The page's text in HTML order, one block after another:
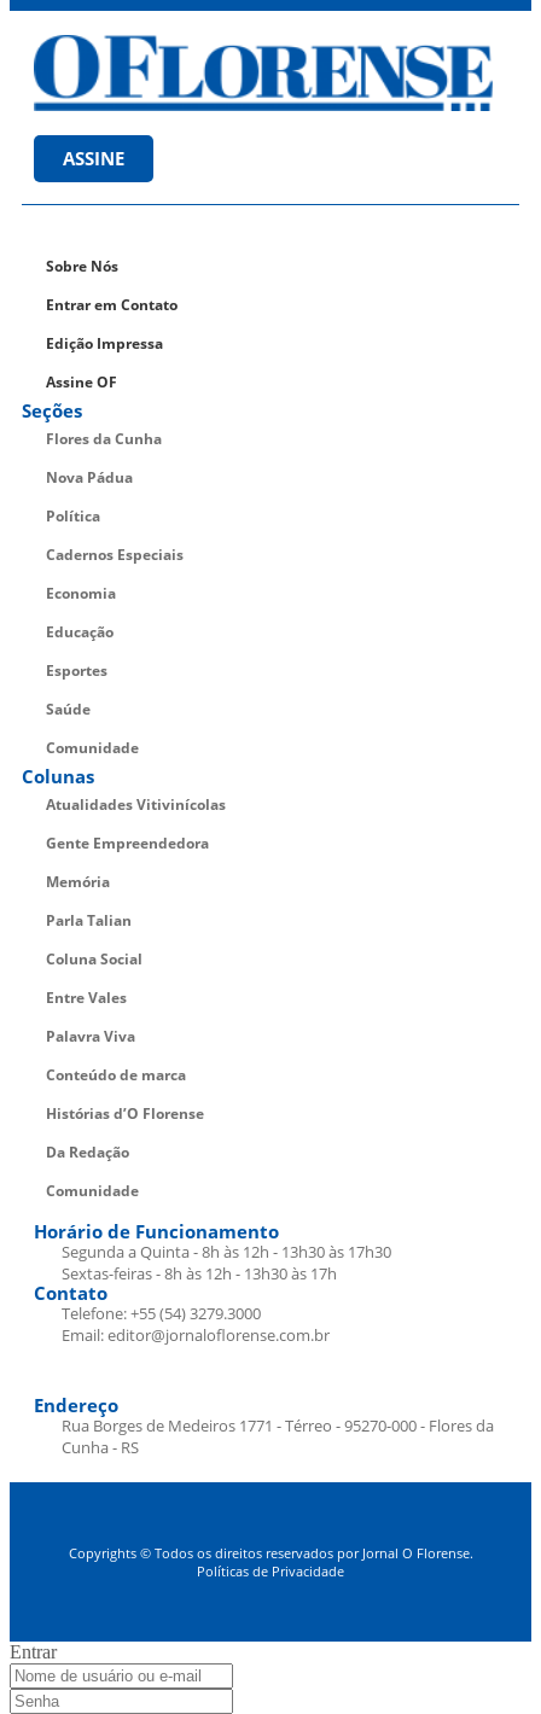
ASSINE
Sobre Nós
Entrar em Contato
Edição Impressa
Assine OF
Seções
Flores da Cunha
Nova Pádua
Política
Cadernos Especiais
Economia
Educação
Esportes
Saúde
Comunidade
Colunas
Atualidades Vitivinícolas
Gente Empreendedora
Memória
Parla Talian
Coluna Social
Entre Vales
Palavra Viva
Conteúdo de marca
Histórias d’O Florense
Da Redação
Comunidade
Horário de Funcionamento
Segunda a Quinta - 8h às 12h - 13h30 às 17h30
Sextas-feiras - 8h às 12h - 13h30 às 17h
Contato
Telefone: +55 (54) 3279.3000
Email: editor@jornaloflorense.com.br
Endereço
Rua Borges de Medeiros 1771 - Térreo - 95270-000 - Flores da
Cunha - RS
Copyrights © Todos os direitos reservados por Jornal O Florense.
Políticas de Privacidade
Entrar